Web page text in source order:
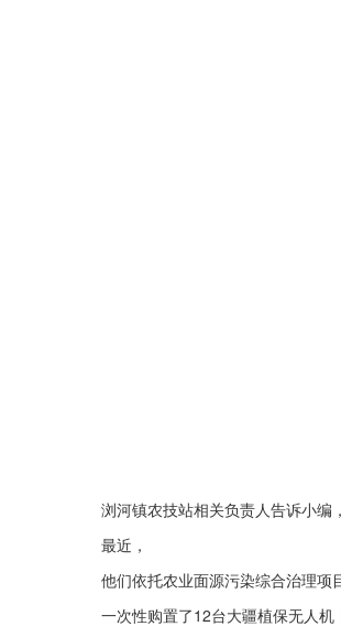
浏河镇农技站相关负责人告诉小编，
最近，
他们依托农业面源污染综合治理项
一次性购置了12台大疆植保无人机